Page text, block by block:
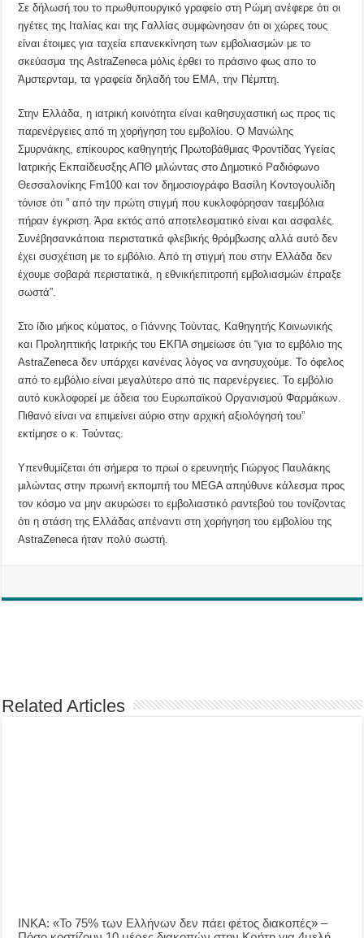
Σε δήλωσή του το πρωθυπουργικό γραφείο στη Ρώμη ανέφερε ότι οι
ηγέτες της Ιταλίας και της Γαλλίας συμφώνησαν ότι οι χώρες τους
είναι έτοιμες για ταχεία επανεκκίνηση των εμβολιασμών με το
σκεύασμα της AstraZeneca μόλις έρθει το πράσινο φως απο το
Άμστερνταμ, τα γραφεία δηλαδή του ΕΜΑ, την Πέμπτη.
Στην Ελλάδα, η ιατρική κοινότητα είναι καθησυχαστική ως προς τις
παρενέργειες από τη χορήγηση του εμβολίου. Ο Μανώλης
Σμυρνάκης, επίκουρος καθηγητής Πρωτοβάθμιας Φροντίδας Υγείας
Ιατρικής Εκπαίδευσξης ΑΠΘ μιλώντας στο Δημοτικό Ραδιόφωνο
Θεσσαλονίκης Fm100 και τον δημοσιογράφο Βασίλη Κοντογουλίδη
τόνισε ότι ” από την πρώτη στιγμή που κυκλοφόρησαν ταεμβόλια
πήραν έγκριση. Άρα εκτός από αποτελεσματικό είναι και ασφαλές.
Συνέβησανκάποια περιστατικά φλεβικής θρόμβωσης αλλά αυτό δεν
έχει συσχέτιση με το εμβόλιο. Από τη στιγμή που στην Ελλάδα δεν
έχουμε σοβαρά περιστατικά, η εθνικήεπιτροπή εμβολιασμών έπραξε
σωστά”.
Στο ίδιο μήκος κύματος, ο Γιάννης Τούντας, Καθηγητής Kοινωνικής
και Προληπτικής Ιατρικής του ΕΚΠΑ σημείωσε ότι “για το εμβόλιο της
AstraZeneca δεν υπάρχει κανένας λόγος να ανησυχούμε. Το όφελος
από το εμβόλιο είναι μεγαλύτερο από τις παρενέργειες. Το εμβόλιο
αυτό κυκλοφορεί με άδεια του Ευρωπαϊκού Οργανισμού Φαρμάκων.
Πιθανό είναι να επιμείνει αύριο στην αρχική αξιολόγησή του”
εκτίμησε ο κ. Τούντας.
Υπενθυμίζεται ότι σήμερα το πρωί ο ερευνητής Γιώργος Παυλάκης
μιλώντας στην πρωινή εκπομπή του MEGA απηύθυνε κάλεσμα προς
τον κόσμο να μην ακυρώσει το εμβολιαστικό ραντεβού του τονίζοντας
ότι η στάση της Ελλάδας απέναντι στη χορήγηση του εμβολίου της
AstraZeneca ήταν πολύ σωστή.
Related Articles
ΙΝΚΑ: «Το 75% των Ελλήνων δεν πάει φέτος διακοπές» –